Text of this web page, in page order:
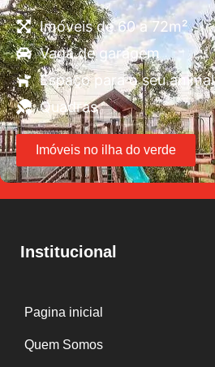
Imóveis de 60 a 72m²
Vaga de garagem
Espaço para o seu
Quadras
Imóveis no ilha do verde
Institucional
Pagina inicial
Quem Somos